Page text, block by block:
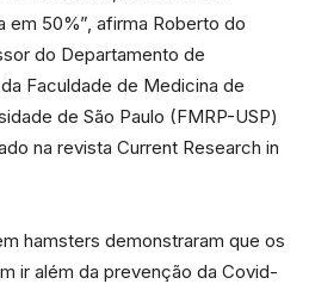
em 50%”, afirma Roberto do
do Departamento de
Faculdade de Medicina de
de São Paulo (FMRP-USP)
na revista Current Research in
hamsters demonstraram que os
ir além da prevenção da Covid-